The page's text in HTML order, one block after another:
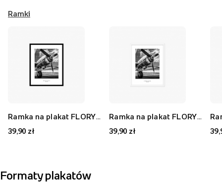
Ramki
39,90 zł
39,90 zł
Formaty plakatów